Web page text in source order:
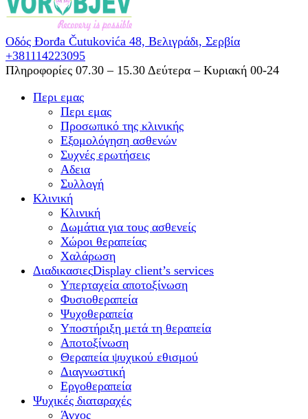
Οδός Đorđa Čutukovića 48, Βελιγράδι, Σερβία
+381114223095
Πληροφορίες 07.30 – 15.30 Δεύτερα – Κυριακή 00-24
Περι εμας
Περι εμας
Προσωπικό της κλινικής
Εξομολόγηση ασθενών
Συχνές ερωτήσεις
Αδεια
Συλλογή
Κλινική
Κλινική
Δωμάτια για τους ασθενείς
Χώροι θεραπείας
Χαλάρωση
ΔιαδικασιεςDisplay client’s services
Υπερταχεία αποτοξίνωση
Φυσιοθεραπεία
Ψυχοθεραπεία
Υποστήριξη μετά τη θεραπεία
Αποτοξίνωση
Θεραπεία ψυχικού εθισμού
Διαγνωστική
Εργοθεραπεία
Ψυχικές διαταραχές
Άγχος